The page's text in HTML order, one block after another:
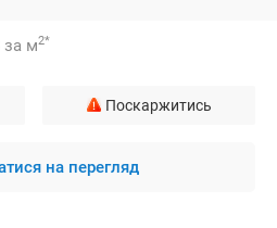
за м2*
Поскаржитись
на перегляд